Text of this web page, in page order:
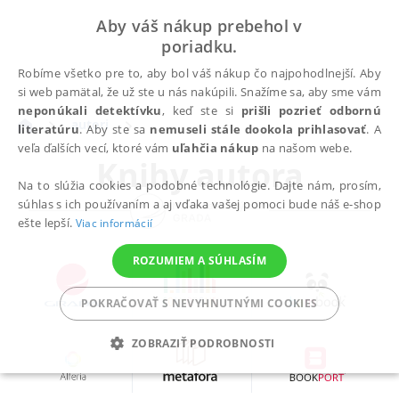
autori
Knihy autora
Aby váš nákup prebehol v
poriadku.
Robíme všetko pre to, aby bol váš nákup čo najpohodlnejší. Aby
si web pamätal, že už ste u nás nakúpili. Snažíme sa, aby sme vám
neponúkali detektívku, keď ste si prišli pozrieť odbornú
literatúru. Aby ste sa nemuseli stále dookola prihlasovať. A
veľa ďalších vecí, ktoré vám uľahčia nákup na našom webe.
Na to slúžia cookies a podobné technológie. Dajte nám, prosím,
súhlas s ich používaním a aj vďaka vašej pomoci bude náš e-shop
ešte lepší. Viac informácií
ROZUMIEM A SÚHLASÍM
POKRAČOVAŤ S NEVYHNUTNÝMI COOKIES
ZOBRAZIŤ PODROBNOSTI
POTREBNÉ ANALYTICKÉ MARKETINGOVÉ